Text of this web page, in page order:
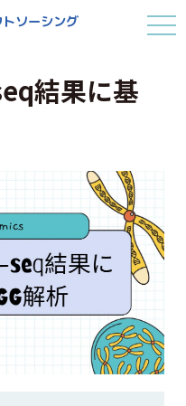
トソーシング
結果に基